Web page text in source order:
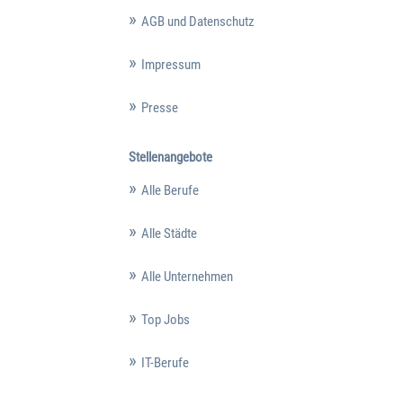
AGB und Datenschutz
Impressum
Presse
Stellenangebote
Alle Berufe
Alle Städte
Alle Unternehmen
Top Jobs
IT-Berufe